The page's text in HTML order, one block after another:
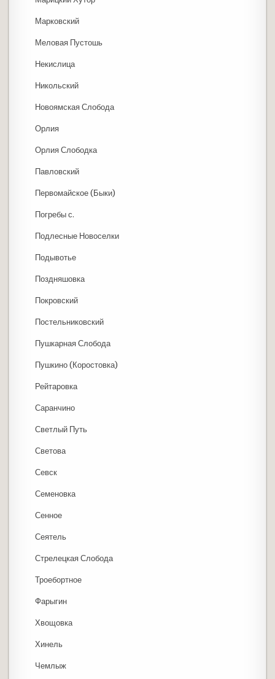
Марковский
Меловая Пустошь
Некислица
Никольский
Новоямская Слобода
Орлия
Орлия Слободка
Павловский
Первомайское (Быки)
Погребы с.
Подлесные Новоселки
Подывотье
Поздняшовка
Покровский
Постельниковский
Пушкарная Слобода
Пушкино (Коростовка)
Рейтаровка
Саранчино
Светлый Путь
Светова
Севск
Семеновка
Сенное
Сеятель
Стрелецкая Слобода
Троебортное
Фарыгин
Хвощовка
Хинель
Чемлыж